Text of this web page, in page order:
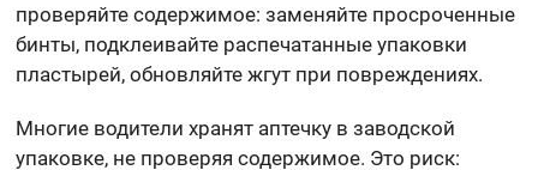
проверяйте содержимое: заменяйте просроченные
бинты, подклеивайте распечатанные упаковки
пластырей, обновляйте жгут при повреждениях.
Многие водители хранят аптечку в заводской
упаковке, не проверяя содержимое. Это риск: